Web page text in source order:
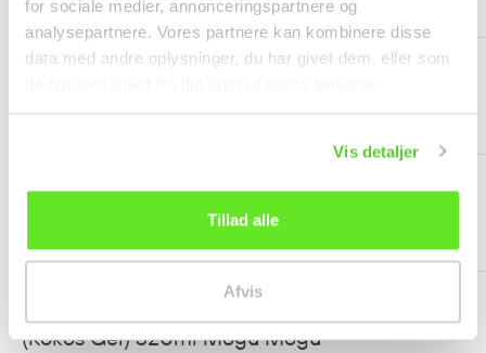
for sociale medier, annonceringspartnere og
analysepartnere. Vores partnere kan kombinere disse
data med andre oplysninger, du har givet dem, eller som
Vis detaljer
Tillad alle
Afvis
1 xkr14.44
Lemonade m. Solbær Smag og Nata De Coco
(Kokos Gel) 320ml Mogu Mogu
1 xkr14.44
Lemonade m. Hindbær Smag og Nata De Coco
(Kokos Gel) 320ml Mogu Mogu